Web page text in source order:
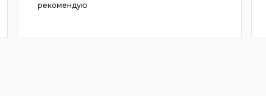
рекомендую